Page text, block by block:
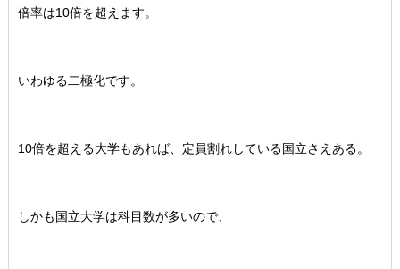
倍率は10倍を超えます。
いわゆる二極化です。
10倍を超える大学もあれば、定員割れしている国立さえある。
しかも国立大学は科目数が多いので、